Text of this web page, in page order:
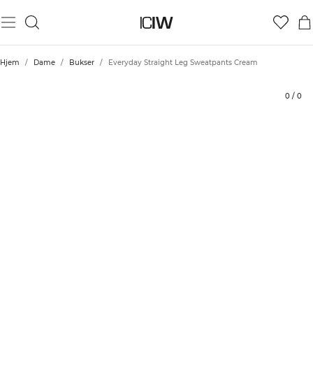
Hjem / Dame / Bukser / Everyday Straight Leg Sweatpants Cream
0 / 0